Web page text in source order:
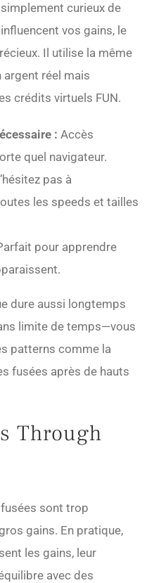
curieux de
vos gains, le
Il utilise la même
argent réel mais
crédits virtuels FUN.
: Accès
quel navigateur.
pas à
les speeds et tailles
pour apprendre
dure aussi longtemps
limite de temps—vous
patterns comme la
fusées après de hauts
Through
sont trop
gains. En pratique,
les gains, leur
avec des